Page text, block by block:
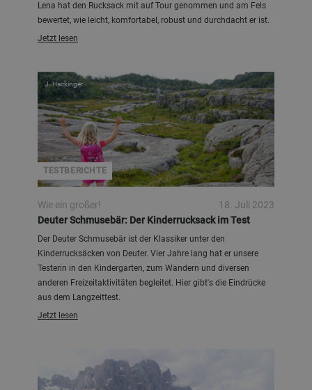
Lena hat den Rucksack mit auf Tour genommen und am Fels
bewertet, wie leicht, komfortabel, robust und durchdacht er ist.
Jetzt lesen
TESTBERICHTE
J. Hackinger
Wie ein großer!
18. Juli 2023
Deuter Schmusebär: Der Kinderrucksack im Test
Der Deuter Schmusebär ist der Klassiker unter den
Kinderrucksäcken von Deuter. Vier Jahre lang hat er unsere
Testerin in den Kindergarten, zum Wandern und diversen
anderen Freizeitaktivitäten begleitet. Hier gibt's die Eindrücke
aus dem Langzeittest.
Jetzt lesen